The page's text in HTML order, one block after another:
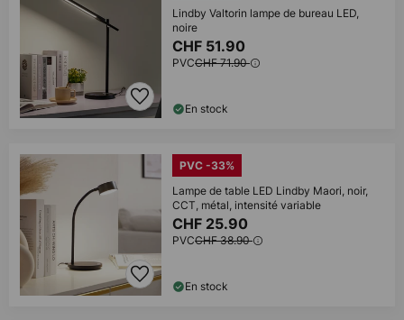
Lindby Valtorin lampe de bureau LED,
noire
CHF 51.90
PVCCHF 71.90
En stock
PVC -33%
Lampe de table LED Lindby Maori, noir,
CCT, métal, intensité variable
CHF 25.90
PVCCHF 38.90
En stock